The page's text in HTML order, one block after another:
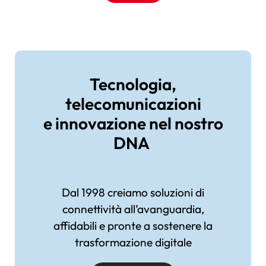
Tecnologia,
telecomunicazioni
e innovazione nel nostro
DNA
Dal 1998 creiamo soluzioni di
connettività all’avanguardia,
affidabili e pronte a sostenere la
trasformazione digitale